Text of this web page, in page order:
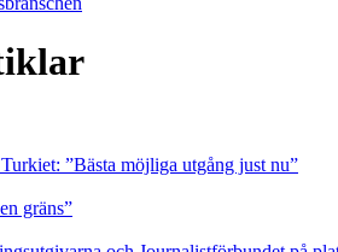
”Bästa möjliga utgång just nu”
gräns”